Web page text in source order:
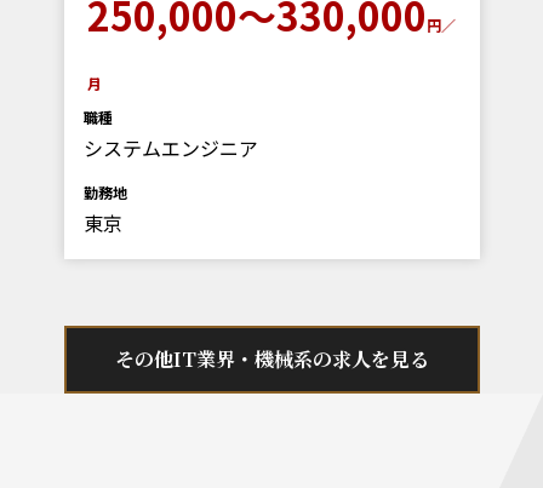
250,000～330,000円／
月
職種
システムエンジニア
勤務地
東京
その他IT業界・機械系の求人を見る